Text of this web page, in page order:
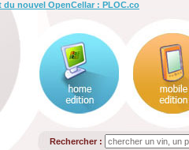
nouvel OpenCellar : PLOC.co
Rechercher :